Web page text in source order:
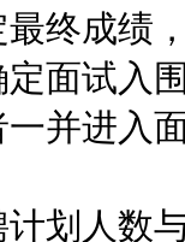
终成绩
面试入
并进入
人数与